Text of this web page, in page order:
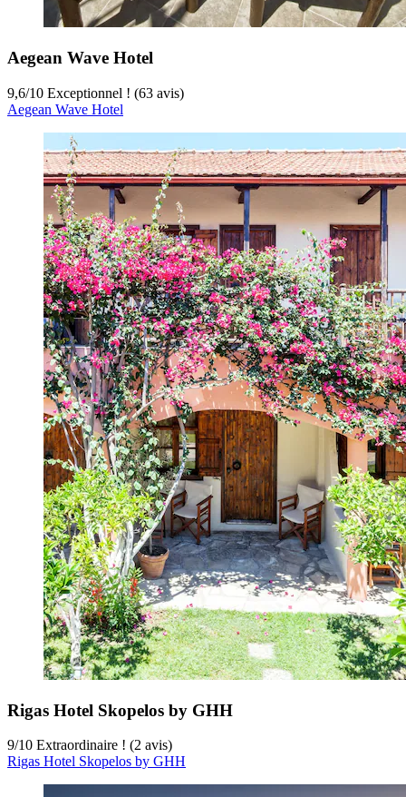
Aegean Wave Hotel
9,6/10 Exceptionnel ! (63 avis)
Aegean Wave Hotel
Rigas Hotel Skopelos by GHH
9/10 Extraordinaire ! (2 avis)
Rigas Hotel Skopelos by GHH